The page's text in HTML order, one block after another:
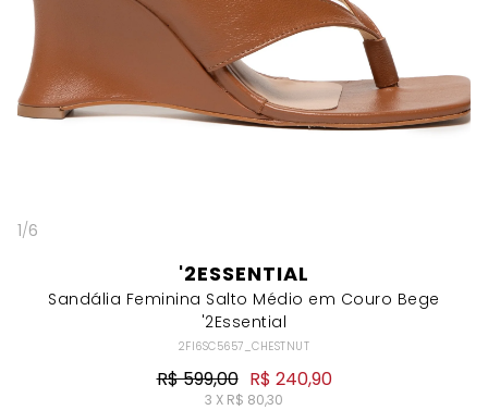
1/6
'2ESSENTIAL
Sandália Feminina Salto Médio em Couro Bege
'2Essential
2FI6SC5657_CHESTNUT
R$ 599,00 R$ 240,90
3 X R$ 80,30